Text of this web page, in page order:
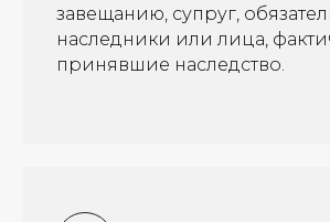
завещанию, супруг,
наследники или лица,
принявшие наследство.